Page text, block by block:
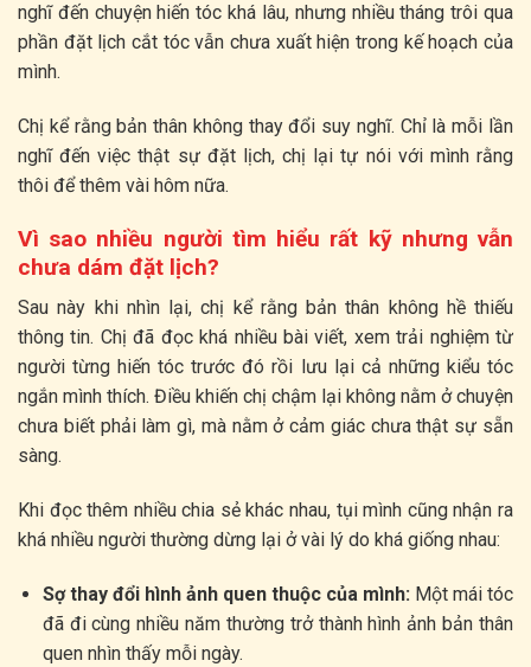
nghĩ đến chuyện hiến tóc khá lâu, nhưng nhiều tháng trôi qua
phần đặt lịch cắt tóc vẫn chưa xuất hiện trong kế hoạch của
mình.
Chị kể rằng bản thân không thay đổi suy nghĩ. Chỉ là mỗi lần
nghĩ đến việc thật sự đặt lịch, chị lại tự nói với mình rằng
thôi để thêm vài hôm nữa.
Vì sao nhiều người tìm hiểu rất kỹ nhưng vẫn
chưa dám đặt lịch?
Sau này khi nhìn lại, chị kể rằng bản thân không hề thiếu
thông tin. Chị đã đọc khá nhiều bài viết, xem trải nghiệm từ
người từng hiến tóc trước đó rồi lưu lại cả những kiểu tóc
ngắn mình thích. Điều khiến chị chậm lại không nằm ở chuyện
chưa biết phải làm gì, mà nằm ở cảm giác chưa thật sự sẵn
sàng.
Khi đọc thêm nhiều chia sẻ khác nhau, tụi mình cũng nhận ra
khá nhiều người thường dừng lại ở vài lý do khá giống nhau:
Sợ thay đổi hình ảnh quen thuộc của mình: Một mái tóc
đã đi cùng nhiều năm thường trở thành hình ảnh bản thân
quen nhìn thấy mỗi ngày.